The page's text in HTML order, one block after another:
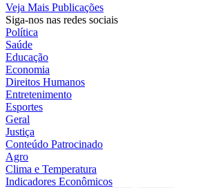
Veja Mais Publicações
Siga-nos nas redes sociais
Política
Saúde
Educação
Economia
Direitos Humanos
Entretenimento
Esportes
Geral
Justiça
Conteúdo Patrocinado
Agro
Clima e Temperatura
Indicadores Econômicos